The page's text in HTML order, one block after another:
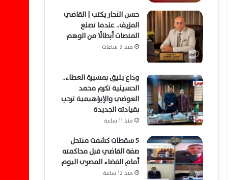
حسن النجار يكتب | القاضي
المزيف.. عندما تصنع
المنصات أبطالًا من الوهم
منذ 9 ساعات
وداع يليق بمسيرة العطاء..
الحسينية تكرم محمد
العوضي والإبراهيمية ترحب
بقيادته الجديدة
منذ 11 ساعة
5 سقطات كشفت منتحل
صفة القاضي قبل محاكمته
أمام القضاء المصري اليوم
منذ 12 ساعة